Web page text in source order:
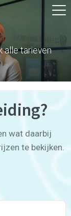
alle tarieven
wat daarbij
te bekijken.